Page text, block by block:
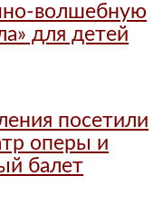
волшебную
для детей
посетили
оперы и
балет